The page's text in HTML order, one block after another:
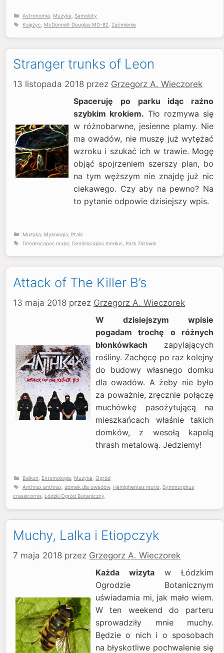
Kategorie
Astronomia Muzyka Samoloty
Tagi
Księżyc McDonnell-Douglas MD-82 Zaćmienie
Stranger trunks of Leon
13 listopada 2018 przez Grzegorz A. Wieczorek
Spaceruję po parku idąc raźno
szybkim krokiem. Tło rozmywa się
w różnobarwne, jesienne plamy. Nie
ma owadów, nie muszę już wytężać
wzroku i szukać ich w trawie. Mogę
objąć spojrzeniem szerszy plan, bo
na tym węższym nie znajdę już nic
ciekawego. Czy aby na pewno? Na
to pytanie odpowie dzisiejszy wpis.
Kategorie
Muzyka Mykologia
Ptaki
Tagi
Dendrocopos major, Dendrocopos medius Park Zdrowie
Attack of The Killer B’s
13 maja 2018 przez Grzegorz A. Wieczorek
W dzisiejszym wpisie
pogadam trochę o różnych
błonkówkach zapylających
rośliny. Zachęcę po raz kolejny
do budowy własnego domku
dla owadów. A żeby nie było
za poważnie, zręcznie połączę
muchówkę pasożytującą na
mieszkańcach właśnie takich
domków, z wesołą kapelą
thrash metalową. Jedziemy!
Kategorie
Balkon Entomologia Muzyka Ogród
Tagi
Anthrax anthrax domek dla owadów, Hemiphentes morio Symmorphus
crassicornis Łódzki Ogród Botaniczny
Muchy, Lalka i Etiopczyk
7 maja 2018 przez Grzegorz A. Wieczorek
Każda wizyta w Łódzkim
Ogrodzie Botanicznym
uświadamia mi, jak mało wiem.
W ten weekend do parteru
sprowadziły mnie muchy.
Będzie o nich i o sposobach
na błyskotliwe pochwalenie się